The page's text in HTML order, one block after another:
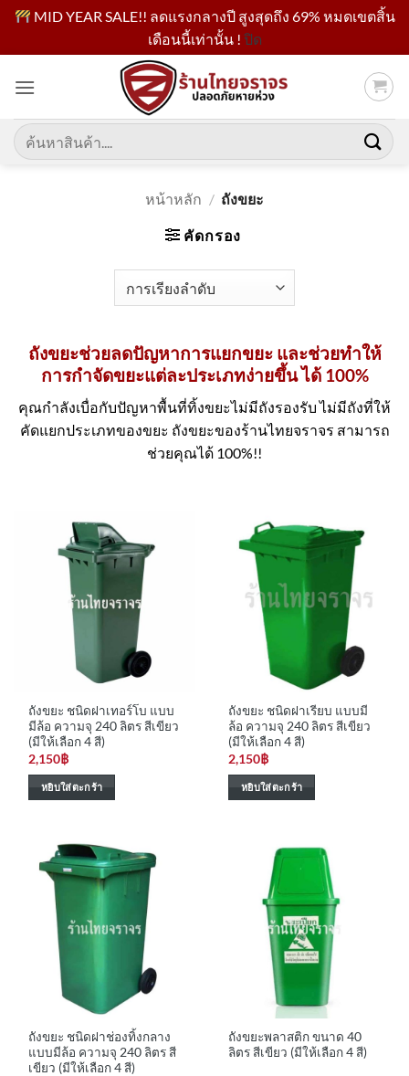
MID YEAR SALE!! ลดแรงกลางปี สูงสุดถึง 69% หมดเขตสิ้น
เดือนนี้เท่านั้น ! ปิด
เนื้อหา
ค้นหา:
หน้าหลัก / ถังขยะ
คัดกรอง
ถังขยะช่วยลดปัญหาการแยกขยะ และช่วยทำให้
การกำจัดขยะแต่ละประเภทง่ายขึ้น ได้ 100%
คุณกำลังเบื่อกับปัญหาพื้นที่ทิ้งขยะไม่มีถังรองรับ ไม่มีถังที่ให้
คัดแยกประเภทของขยะ ถังขยะของร้านไทยจราจร สามารถ
ช่วยคุณได้ 100%!!
ถังขยะ ชนิดฝาเทอร์โบ แบบ
มีล้อ ความจุ 240 ลิตร สีเขียว
(มีให้เลือก 4 สี)
2,150฿
หยิบใส่ตะกร้า
ถังขยะ ชนิดฝาเรียบ แบบมี
ล้อ ความจุ 240 ลิตร สีเขียว
(มีให้เลือก 4 สี)
2,150฿
หยิบใส่ตะกร้า
ถังขยะ ชนิดฝาช่องทิ้งกลาง
แบบมีล้อ ความจุ 240 ลิตร สี
เขียว (มีให้เลือก 4 สี)
ถังขยะพลาสติก ขนาด 40
ลิตร สีเขียว (มีให้เลือก 4 สี)